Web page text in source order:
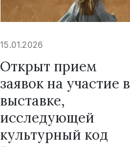
15.01.2026
Открыт прием
заявок на участие в
выставке,
исследующей
культурный код